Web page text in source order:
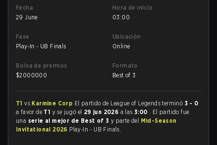
Fecha
29 June
Hora de inicio
03:00
Fase
Play-In - UB Finals
Ubicación
Online
Bolsa de premios
$2000000
Formato
Best of 3
T1vs Karmine Corp El partido de League of Legends terminó 3 - 0
a favor de T1 y se jugó el 29 jun 2026 a las3:00 . El partido fue
una serie al mejor de Best of 3 y parte del Mid-Season
Invitational 2026 Play-In - UB Finals.